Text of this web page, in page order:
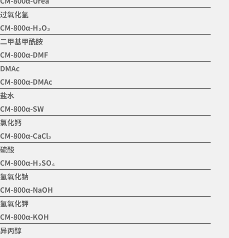
过氧化氢
CM-800α-H₂O₂
二甲基甲酰胺
CM-800α-DMF
DMAc
CM-800α-DMAc
盐水
CM-800α-SW
氯化钙
CM-800α-CaCl₂
硫酸
CM-800α-H₂SO₄
氢氧化钠
CM-800α-NaOH
氢氧化钾
CM-800α-KOH
异丙醇